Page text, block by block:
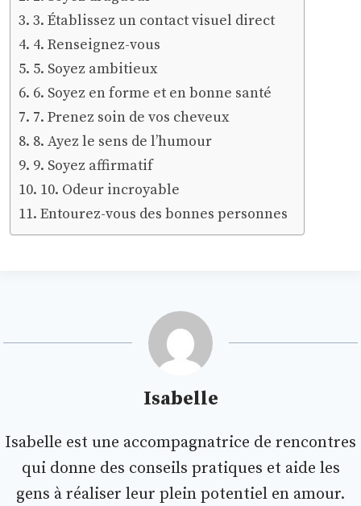
3. Établissez un contact visuel direct
4. Renseignez-vous
5. Soyez ambitieux
6. Soyez en forme et en bonne santé
7. Prenez soin de vos cheveux
8. Ayez le sens de l’humour
9. Soyez affirmatif
10. Odeur incroyable
Entourez-vous des bonnes personnes
Isabelle
Isabelle est une accompagnatrice de rencontres
qui donne des conseils pratiques et aide les
gens à réaliser leur plein potentiel en amour.